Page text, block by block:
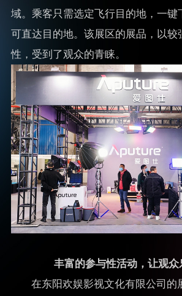
域。乘客只需选定飞行目的地，一键
可直达目的地。该展区的展品，以较
性，受到了观众的青睐。
丰富的参与性活动，让观众
在东阳欢娱影视文化有限公司的